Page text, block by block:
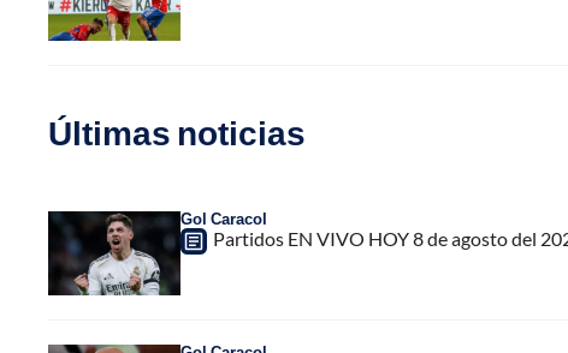
Últimas noticias
Gol Caracol
Partidos EN VIVO HOY 8 de agosto del